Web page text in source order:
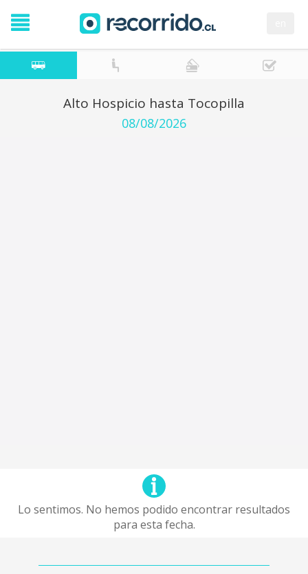
Alto Hospicio hasta Tocopilla
08/08/2026
Lo sentimos. No hemos podido encontrar resultados
para esta fecha.